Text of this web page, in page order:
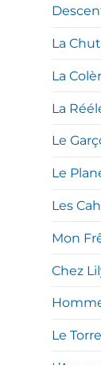
La
La
La
Le
Le
Les
Mon
Chez
Le